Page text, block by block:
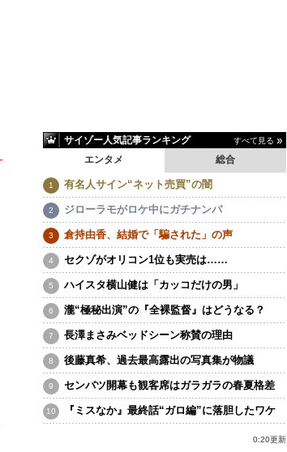
サイゾー人気記事ランキング すべて見る
エンタメ 総合
有名人サイン“ネット売買”の闇
ジローラモがロケ中にガチナンパ
倉持由香、結婚で「騙された」の声
セクゾがオリコン1位も実売は……
ハイスタ横山健は「カッコだけの男」
瀧“極秘出演”の『全裸監督』はどうなる？
長澤まさみベッドシーン称賛の理由
後藤真希、過去最高露出の写真集が物議
センバツ開幕も観客席はガラガラの春夏格差
『ミスなか』最終話“ガロ編”に落胆したワケ
0:20更新